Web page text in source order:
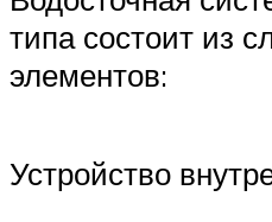
типа состоит из
элементов:
Устройство